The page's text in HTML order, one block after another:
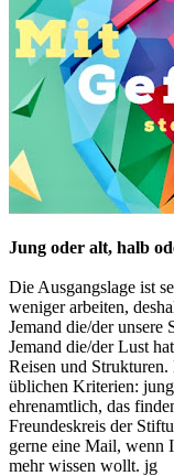
Jung oder alt, halb
Die Ausgangslage ist
weniger arbeiten,
Jemand die/der
Jemand die/der Lust
Reisen und
üblichen Kriterien:
ehrenamtlich, das
Freundeskreis der
gerne eine Mail, wenn
mehr wissen wollt. jg